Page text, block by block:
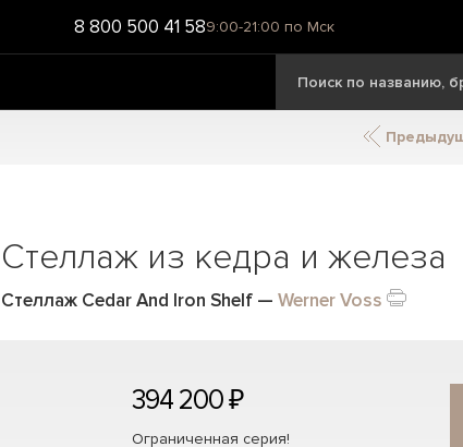
8 800 500 41 589:00-21:00 по Мск
Стеллаж из кедра и железа
Стеллаж Cedar And Iron Shelf — Werner Voss
394 200 ₽
Ограниченная серия!